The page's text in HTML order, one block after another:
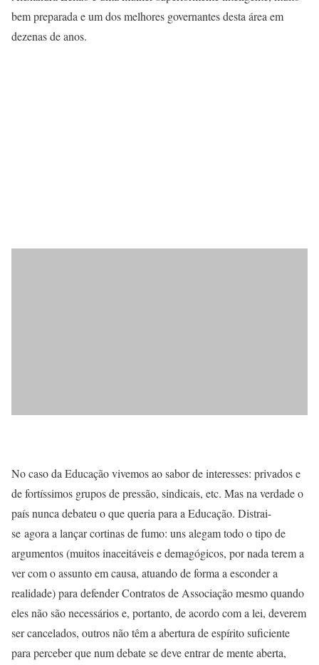
bem preparada e um dos melhores governantes desta área em
dezenas de anos.
No caso da Educação vivemos ao sabor de interesses: privados e
de fortíssimos grupos de pressão, sindicais, etc. Mas na verdade o
país nunca debateu o que queria para a Educação. Distrai-
se agora a lançar cortinas de fumo: uns alegam todo o tipo de
argumentos (muitos inaceitáveis e demagógicos, por nada terem a
ver com o assunto em causa, atuando de forma a esconder a
realidade) para defender Contratos de Associação mesmo quando
eles não são necessários e, portanto, de acordo com a lei, deverem
ser cancelados, outros não têm a abertura de espírito suficiente
para perceber que num debate se deve entrar de mente aberta,